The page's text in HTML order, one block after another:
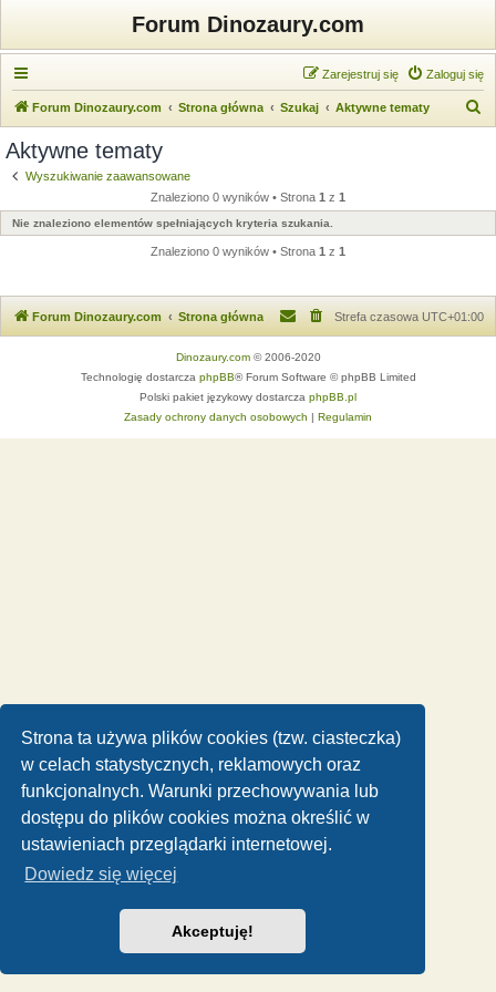
Strona ta używa plików cookies (tzw. ciasteczka)
w celach statystycznych, reklamowych oraz
funkcjonalnych. Warunki przechowywania lub
dostępu do plików cookies można określić w
ustawieniach przeglądarki internetowej.
Dowiedz się więcej
Akceptuję!
Forum Dinozaury.com
Zaloguj się
Zarejestruj się
Forum Dinozaury.com Strona główna Szukaj Aktywne tematy
a
j
Aktywne tematy
Wyszukiwanie zaawansowane
Znaleziono 0 wyników • Strona 1 z 1
Nie znaleziono elementów spełniających kryteria szukania.
Znaleziono 0 wyników • Strona 1 z 1
Forum Dinozaury.com Strona główna Strefa czasowa UTC+01:00
Dinozaury.com© 2006-2020
Technologię dostarcza phpBB® Forum Software © phpBB Limited
Polski pakiet językowy dostarcza phpBB.pl
Zasady ochrony danych osobowych | Regulamin